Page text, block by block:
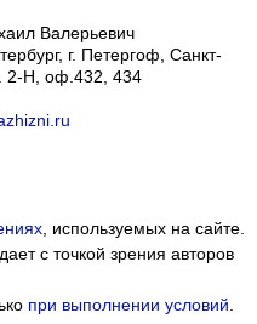
Валерьевич
г. Петергоф, Санкт-
2-Н, оф.432, 434
, используемых на сайте.
с точкой зрения авторов
при выполнении условий.